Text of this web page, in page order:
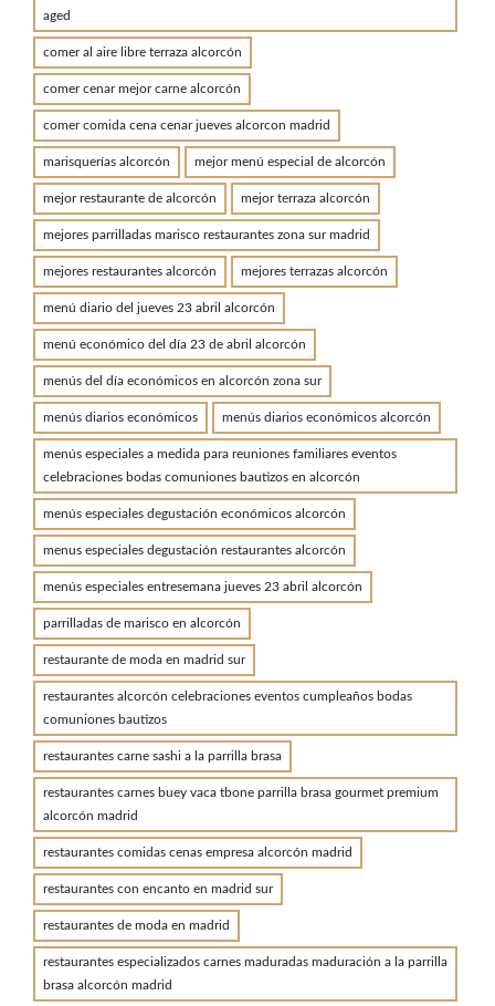
aged
comer al aire libre terraza alcorcón
comer cenar mejor carne alcorcón
comer comida cena cenar jueves alcorcon madrid
marisquerías alcorcón mejor menú especial de alcorcón
mejor restaurante de alcorcón mejor terraza alcorcón
mejores parrilladas marisco restaurantes zona sur madrid
mejores restaurantes alcorcón mejores terrazas alcorcón
menú diario del jueves 23 abril alcorcón
menú económico del día 23 de abril alcorcón
menús del día económicos en alcorcón zona sur
menús diarios económicos menús diarios económicos alcorcón
menús especiales a medida para reuniones familiares eventos
celebraciones bodas comuniones bautizos en alcorcón
menús especiales degustación económicos alcorcón
menus especiales degustación restaurantes alcorcón
menús especiales entresemana jueves 23 abril alcorcón
parrilladas de marisco en alcorcón
restaurante de moda en madrid sur
restaurantes alcorcón celebraciones eventos cumpleaños bodas
comuniones bautizos
restaurantes carne sashi a la parrilla brasa
restaurantes carnes buey vaca tbone parrilla brasa gourmet premium
alcorcón madrid
restaurantes comidas cenas empresa alcorcón madrid
restaurantes con encanto en madrid sur
restaurantes de moda en madrid
restaurantes especializados carnes maduradas maduración a la parrilla
brasa alcorcón madrid